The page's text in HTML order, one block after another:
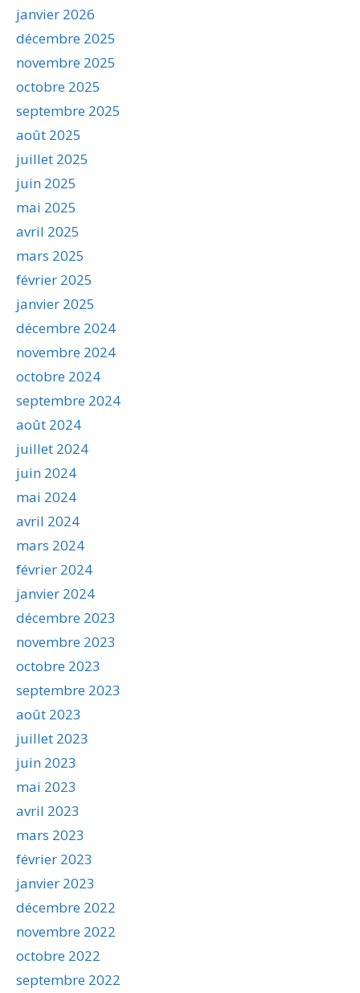
janvier 2026
décembre 2025
novembre 2025
octobre 2025
septembre 2025
août 2025
juillet 2025
juin 2025
mai 2025
avril 2025
mars 2025
février 2025
janvier 2025
décembre 2024
novembre 2024
octobre 2024
septembre 2024
août 2024
juillet 2024
juin 2024
mai 2024
avril 2024
mars 2024
février 2024
janvier 2024
décembre 2023
novembre 2023
octobre 2023
septembre 2023
août 2023
juillet 2023
juin 2023
mai 2023
avril 2023
mars 2023
février 2023
janvier 2023
décembre 2022
novembre 2022
octobre 2022
septembre 2022